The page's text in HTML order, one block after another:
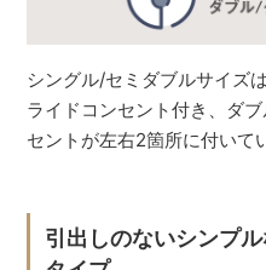
シングル/セミダブルサイズ
ライドコンセント付き、ダ
セントが左右2箇所に付いて
引出しのないシンプ